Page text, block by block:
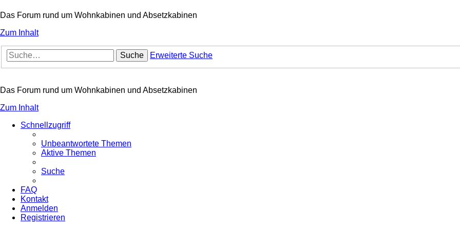
Das Forum rund um Wohnkabinen und Absetzkabinen
Zum Inhalt
Suche Erweiterte Suche
Das Forum rund um Wohnkabinen und Absetzkabinen
Zum Inhalt
Schnellzugriff
Unbeantwortete Themen
Aktive Themen
Suche
FAQ
Kontakt
Anmelden
Registrieren